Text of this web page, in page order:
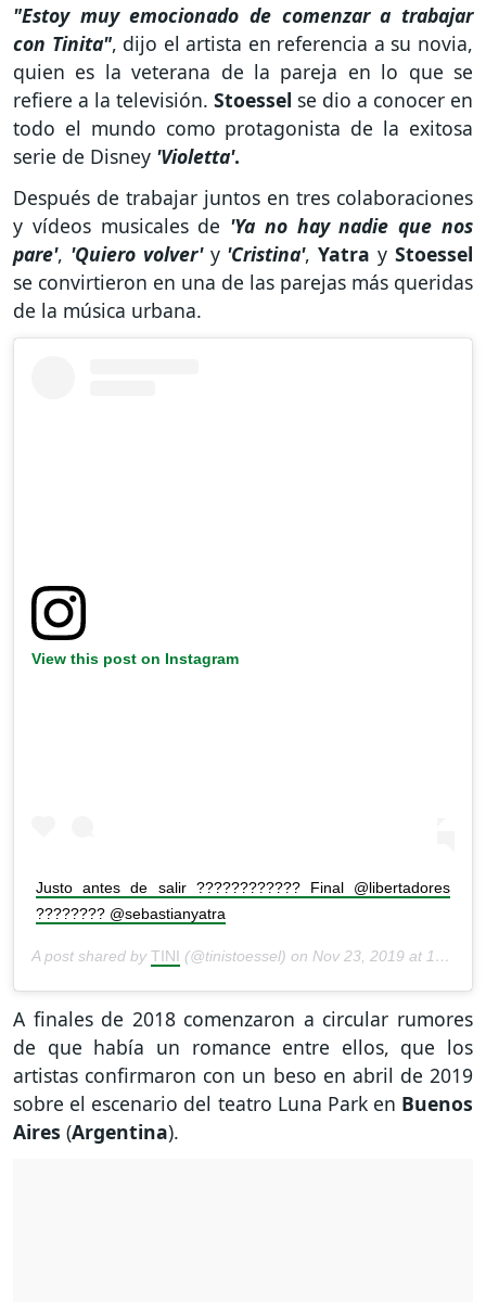
"Estoy muy emocionado de comenzar a trabajar
con Tinita", dijo el artista en referencia a su novia,
quien es la veterana de la pareja en lo que se
refiere a la televisión. Stoessel se dio a conocer en
todo el mundo como protagonista de la exitosa
serie de Disney 'Violetta'.
Después de trabajar juntos en tres colaboraciones
y vídeos musicales de 'Ya no hay nadie que nos
pare', 'Quiero volver' y 'Cristina',YatrayStoessel
se convirtieron en una de las parejas más queridas
de la música urbana.
View this post on Instagram
Justo antes de salir ???????????? Final @libertadores
???????? @sebastianyatra
A post shared by TINI (@tinistoessel) on Nov 23, 2019 at 12:17pm PST
A finales de 2018 comenzaron a circular rumores
de que había un romance entre ellos, que los
artistas confirmaron con un beso en abril de 2019
sobre el escenario del teatro Luna Park en Buenos
Aires (Argentina).